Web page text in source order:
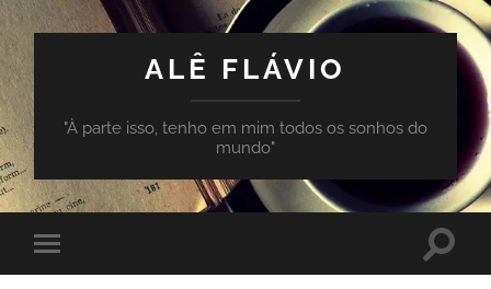
ALÊ FLÁVIO
"À parte isso, tenho em mim todos os sonhos do
mundo"
Toggle
mobile
Toggle